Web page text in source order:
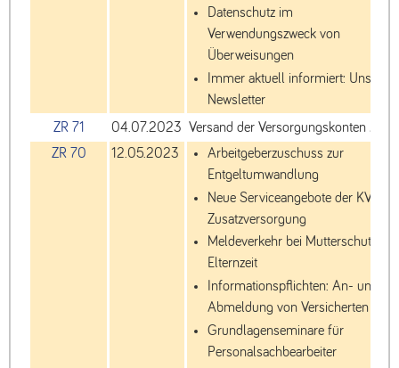
Datenschutz im
Verwendungszweck von
Überweisungen
Immer aktuell informiert: Unser
Newsletter
ZR 71
04.07.2023 Versand der Versorgungskonten
ZR 70
12.05.2023
Arbeitgeberzuschuss zur
Entgeltumwandlung
Neue Serviceangebote der KVBW
Zusatzversorgung
Meldeverkehr bei Mutterschutz
Elternzeit
Informationspflichten: An- und
Abmeldung von Versicherten
Grundlagenseminare für
Personalsachbearbeiter